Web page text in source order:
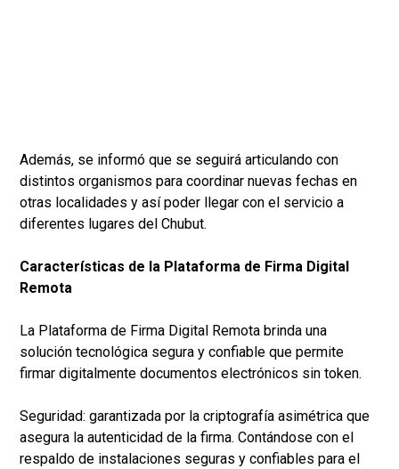
Además, se informó que se seguirá articulando con
distintos organismos para coordinar nuevas fechas en
otras localidades y así poder llegar con el servicio a
diferentes lugares del Chubut.
Características de la Plataforma de Firma Digital
Remota
La Plataforma de Firma Digital Remota brinda una
solución tecnológica segura y confiable que permite
firmar digitalmente documentos electrónicos sin token.
Seguridad: garantizada por la criptografía asimétrica que
asegura la autenticidad de la firma. Contándose con el
respaldo de instalaciones seguras y confiables para el